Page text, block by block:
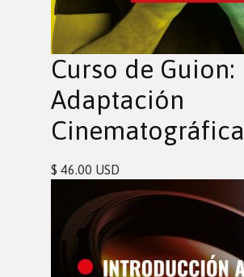
Curso de Guion:
Adaptación
Cinematográfica
$ 46.00 USD